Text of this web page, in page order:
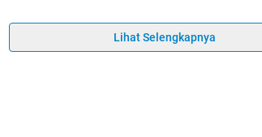
Lihat Selengkapnya